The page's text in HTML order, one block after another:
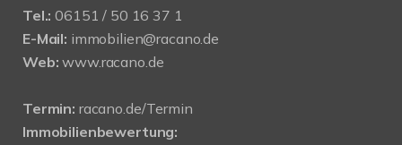
Tel.: 06151 / 50 16 37 1
E-Mail: immobilien@racano.de
Web: www.racano.de
Termin: racano.de/Termin
Immobilienbewertung: